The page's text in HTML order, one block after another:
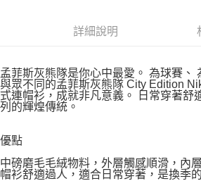
詳細說明
孟菲斯灰熊隊是你心中最愛。 為球賽、
與眾不同的孟菲斯灰熊隊 City Edition
式連帽衫，成就非凡意義。 日常穿著舒
列的輝煌傳統。
優點
中磅磨毛毛絨物料，外層觸感順滑，內
帽衫舒適過人，適合日常穿著，是換季